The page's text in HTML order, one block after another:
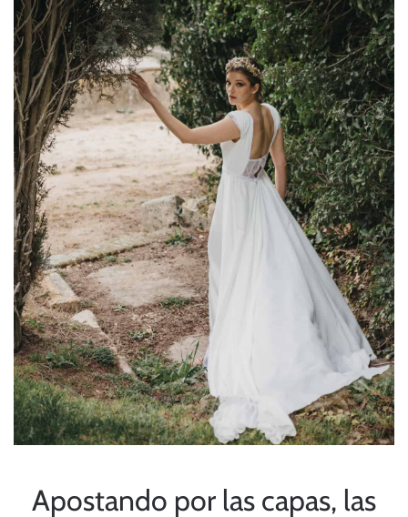
Apostando por las capas, las